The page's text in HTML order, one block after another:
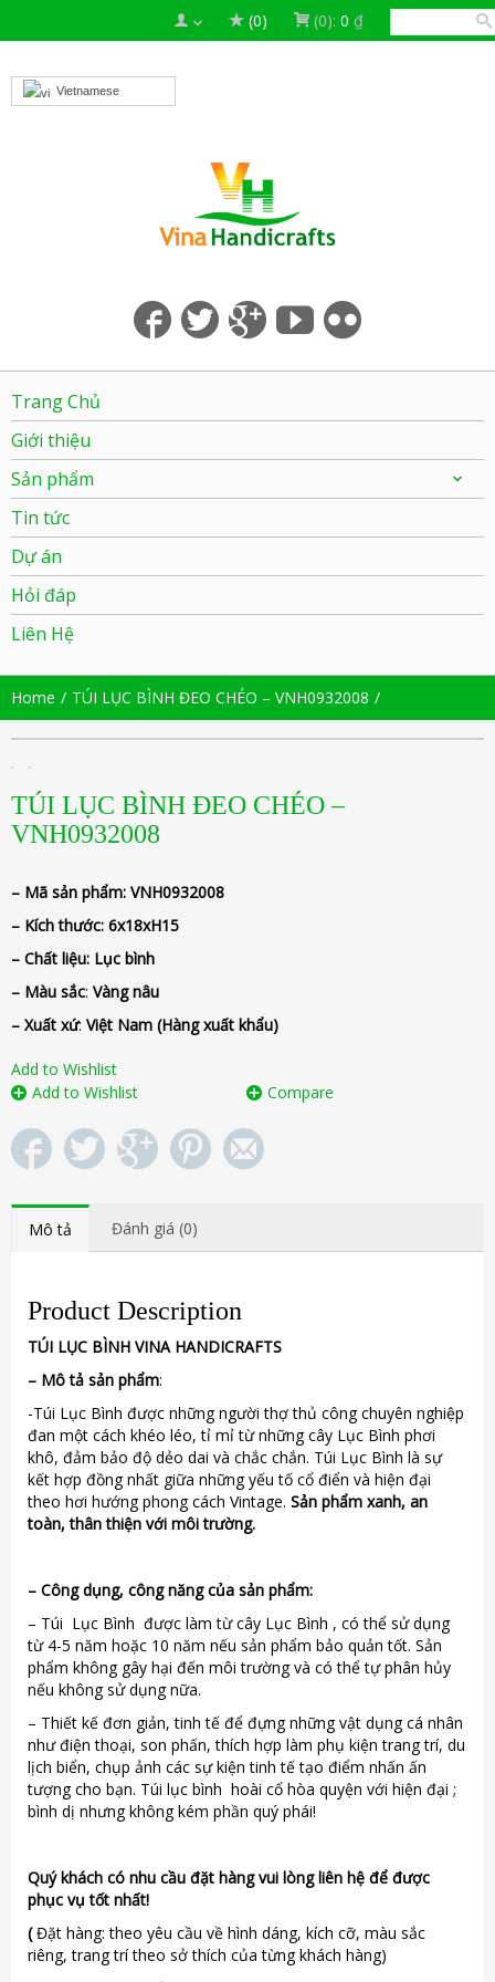
(0) (0): 0 ₫
Vietnamese
Trang Chủ
Giới thiệu
Sản phẩm
Tin tức
Dự án
Hỏi đáp
Liên Hệ
Home TÚI LỤC BÌNH ĐEO CHÉO – VNH0932008
TÚI LỤC BÌNH ĐEO CHÉO –
VNH0932008
– Mã sản phẩm: VNH0932008
– Kích thước: 6x18xH15
– Chất liệu: Lục bình
– Màu sắc: Vàng nâu
– Xuất xứ: Việt Nam (Hàng xuất khẩu)
Add to Wishlist
Add to Wishlist
Compare
Mô tả Đánh giá (0)
Product Description
TÚI LỤC BÌNH VINA HANDICRAFTS
– Mô tả sản phẩm:
-Túi Lục Bình được những người thợ thủ công chuyên nghiệp
đan một cách khéo léo, tỉ mỉ từ những cây Lục Bình phơi
khô, đảm bảo độ dẻo dai và chắc chắn. Túi Lục Bình là sự
kết hợp đồng nhất giữa những yếu tố cổ điển và hiện đại
theo hơi hướng phong cách Vintage. Sản phẩm xanh, an
toàn, thân thiện với môi trường.
– Công dụng, công năng của sản phẩm:
– Túi Lục Bình được làm từ cây Lục Bình , có thể sử dụng
từ 4-5 năm hoặc 10 năm nếu sản phẩm bảo quản tốt. Sản
phẩm không gây hại đến môi trường và có thể tự phân hủy
nếu không sử dụng nữa.
– Thiết kế đơn giản, tinh tế để đựng những vật dụng cá nhân
như điện thoại, son phấn, thích hợp làm phụ kiện trang trí, du
lịch biển, chụp ảnh các sự kiện tinh tế tạo điểm nhấn ấn
tượng cho bạn. Túi lục bình hoài cổ hòa quyện với hiện đại ;
bình dị nhưng không kém phần quý phái!
Quý khách có nhu cầu đặt hàng vui lòng liên hệ để được
phục vụ tốt nhất!
(Đặt hàng: theo yêu cầu về hình dáng, kích cỡ, màu sắc
riêng, trang trí theo sở thích của từng khách hàng)